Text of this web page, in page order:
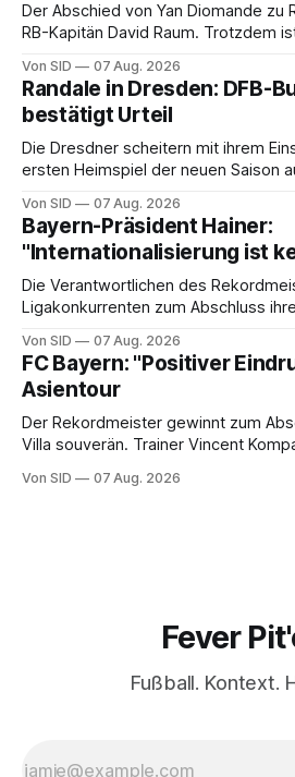
Der Abschied von Yan Diomande zu
RB-Kapitän David Raum. Trotzdem
Von SID 07 Aug. 2026
Randale in Dresden: DFB-
bestätigt Urteil
Die Dresdner scheitern mit ihrem
ersten Heimspiel der neuen Saison
Von SID 07 Aug. 2026
Bayern-Präsident Hainer:
"Internationalisierung ist
Die Verantwortlichen des
Ligakonkurrenten zum Abschluss
Von SID 07 Aug. 2026
FC Bayern: "Positiver
Asientour
Der Rekordmeister gewinnt zum
Villa souverän. Trainer Vincent
Von SID 07 Aug. 2026
Fever
Fußball. Kontext.